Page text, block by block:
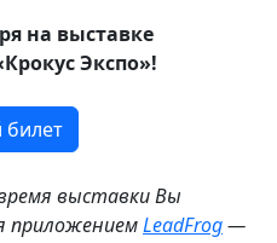
на выставке
Экспо»!
билет
выставки Вы
приложениемLeadFrog—